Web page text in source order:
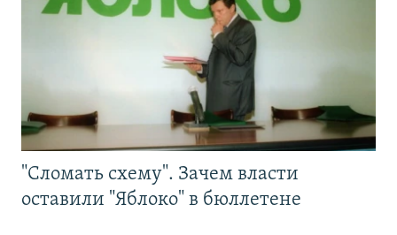
"Сломать схему". Зачем власти
оставили "Яблоко" в бюллетене